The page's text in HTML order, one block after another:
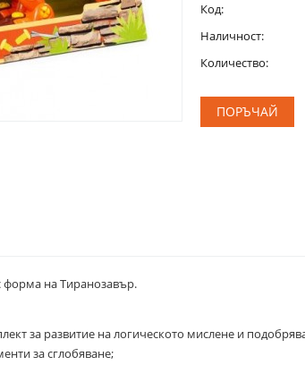
Код:
Наличност:
Количество:
ПОРЪЧАЙ
форма на Тиранозавър.
за развитие на логическото мислене и
за сглобяване;